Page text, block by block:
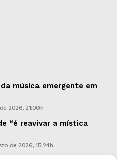
música emergente em
2026, 21:00h
“é reavivar a mística
de 2026, 15:24h